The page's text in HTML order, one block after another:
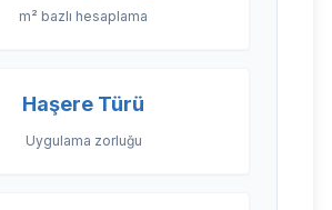
m² bazlı hesaplama
Haşere Türü
Uygulama zorluğu